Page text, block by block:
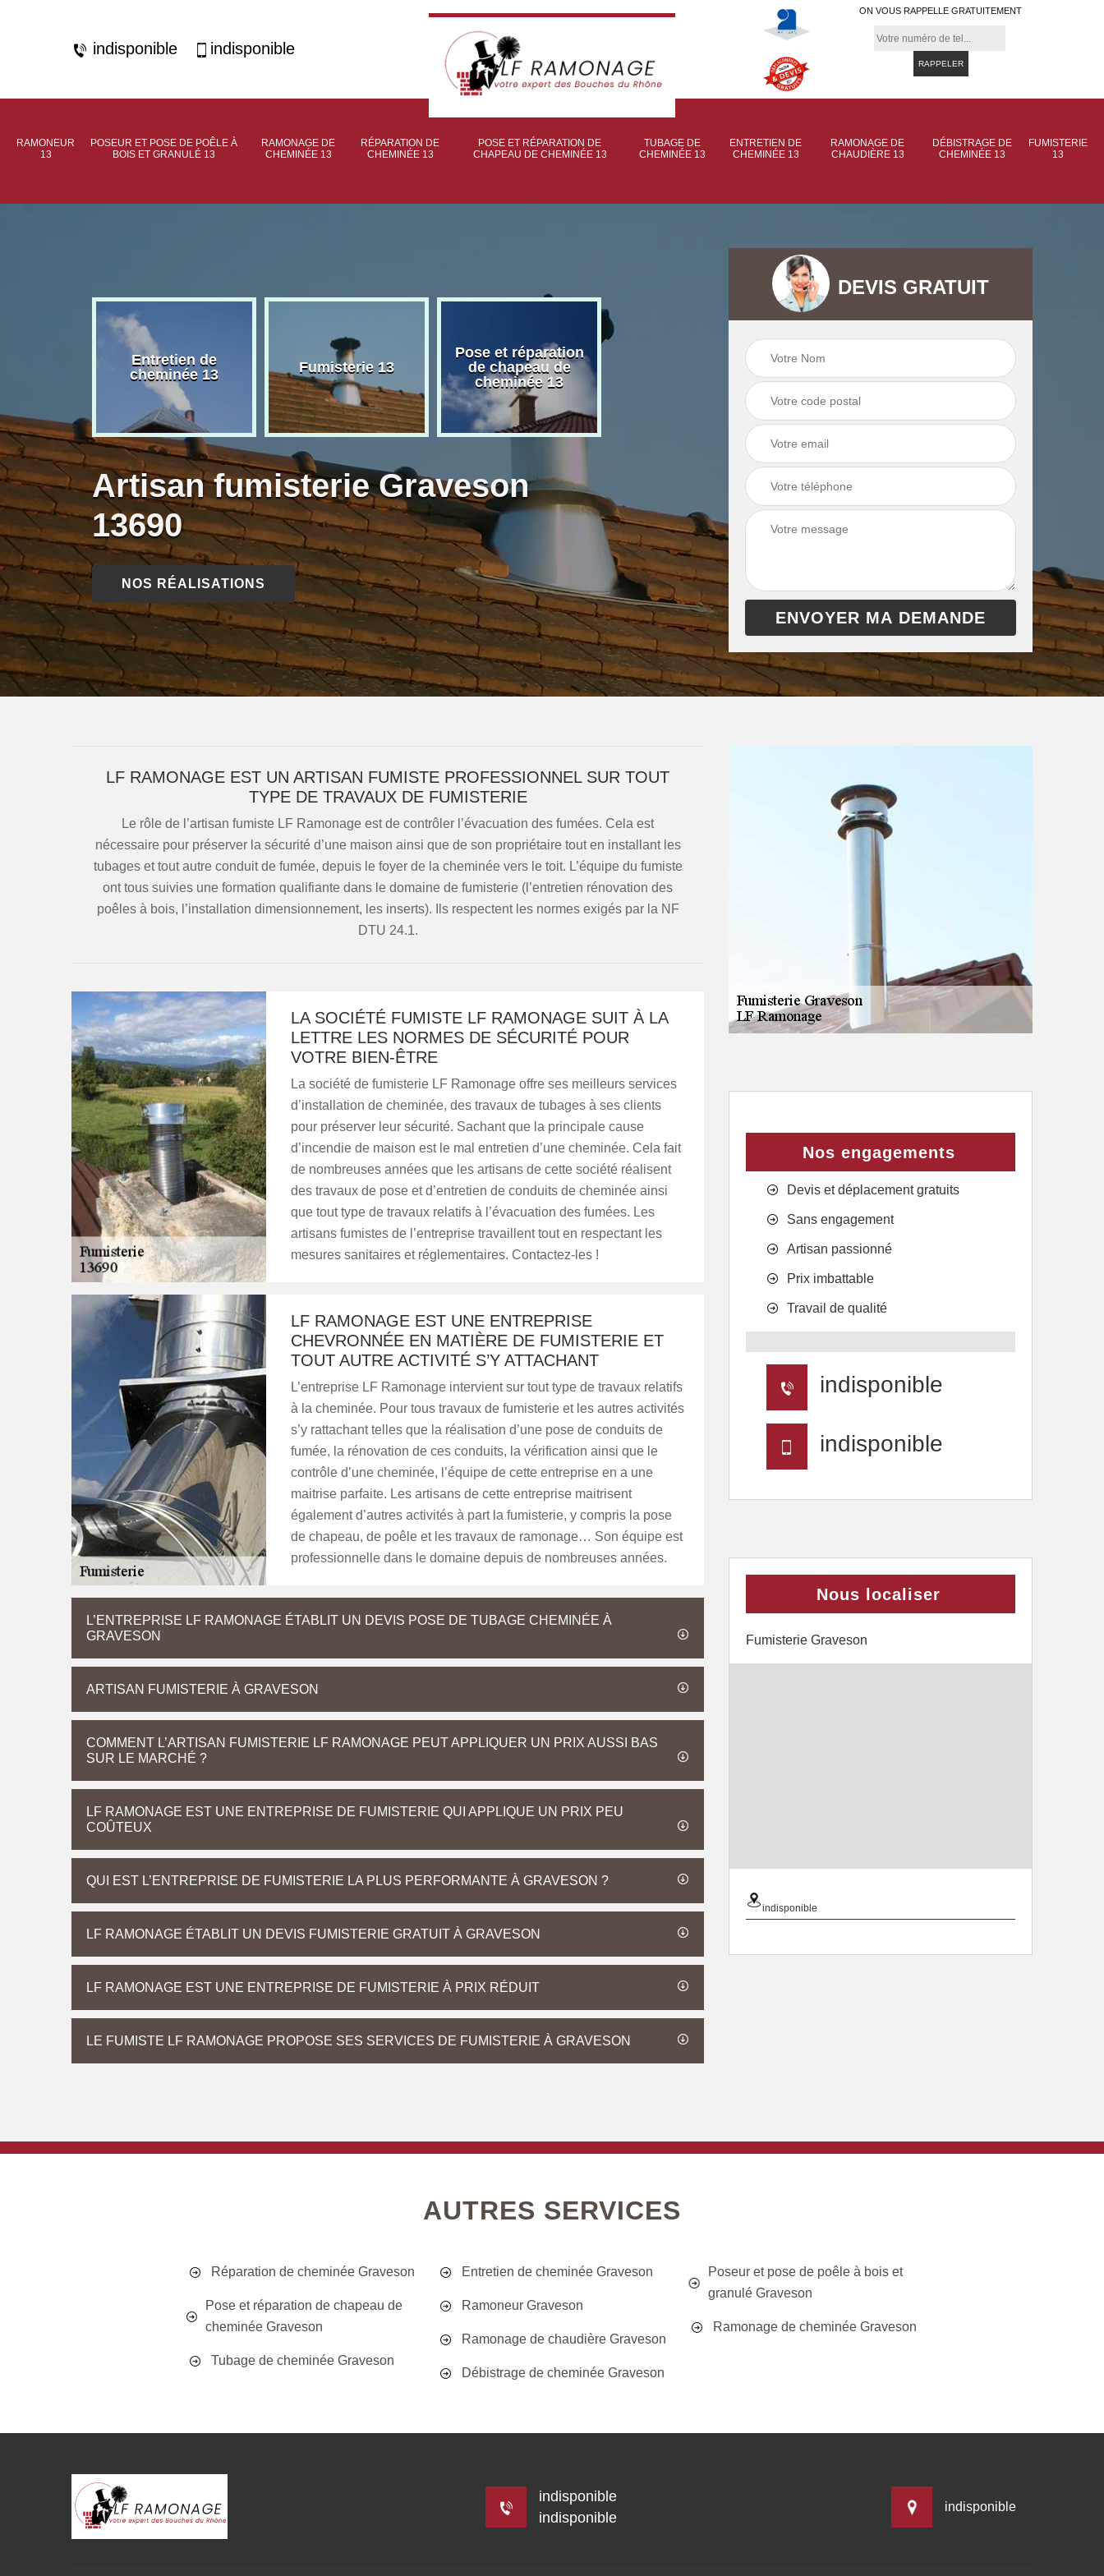
indisponible indisponible
ON VOUS RAPPELLE GRATUITEMENT
RAMONEUR
13
POSEUR ET POSE DE POÊLE À
BOIS ET GRANULÉ 13
RAMONAGE DE
CHEMINÉE 13
RÉPARATION DE
CHEMINÉE 13
POSE ET RÉPARATION DE
CHAPEAU DE CHEMINÉE 13
TUBAGE DE
CHEMINÉE 13
ENTRETIEN DE
CHEMINÉE 13
RAMONAGE DE
CHAUDIÈRE 13
DÉBISTRAGE DE
CHEMINÉE 13
FUMISTERIE
13
Entretien de
cheminée 13
Fumisterie 13
Pose et réparation
de chapeau de
cheminée 13
Poseur et pose de
Ramonage de
chaudière 13
Ramonage de
cheminée 13
Artisan fumisterie Graveson
13690
NOS RÉALISATIONS
DEVIS GRATUIT
LF RAMONAGE EST UN ARTISAN FUMISTE PROFESSIONNEL SUR TOUT
TYPE DE TRAVAUX DE FUMISTERIE
Le rôle de l’artisan fumiste LF Ramonage est de contrôler l’évacuation des fumées. Cela est
nécessaire pour préserver la sécurité d’une maison ainsi que de son propriétaire tout en installant les
tubages et tout autre conduit de fumée, depuis le foyer de la cheminée vers le toit. L’équipe du fumiste
ont tous suivies une formation qualifiante dans le domaine de fumisterie (l’entretien rénovation des
poêles à bois, l’installation dimensionnement, les inserts). Ils respectent les normes exigés par la NF
DTU 24.1.
LA SOCIÉTÉ FUMISTE LF RAMONAGE SUIT À LA
LETTRE LES NORMES DE SÉCURITÉ POUR
VOTRE BIEN-ÊTRE
La société de fumisterie LF Ramonage offre ses meilleurs services
d’installation de cheminée, des travaux de tubages à ses clients
pour préserver leur sécurité. Sachant que la principale cause
d’incendie de maison est le mal entretien d’une cheminée. Cela fait
de nombreuses années que les artisans de cette société réalisent
des travaux de pose et d’entretien de conduits de cheminée ainsi
que tout type de travaux relatifs à l’évacuation des fumées. Les
artisans fumistes de l’entreprise travaillent tout en respectant les
mesures sanitaires et réglementaires. Contactez-les !
LF RAMONAGE EST UNE ENTREPRISE
CHEVRONNÉE EN MATIÈRE DE FUMISTERIE ET
TOUT AUTRE ACTIVITÉ S’Y ATTACHANT
L’entreprise LF Ramonage intervient sur tout type de travaux relatifs
à la cheminée. Pour tous travaux de fumisterie et les autres activités
s’y rattachant telles que la réalisation d’une pose de conduits de
fumée, la rénovation de ces conduits, la vérification ainsi que le
contrôle d’une cheminée, l’équipe de cette entreprise en a une
maitrise parfaite. Les artisans de cette entreprise maitrisent
également d’autres activités à part la fumisterie, y compris la pose
de chapeau, de poêle et les travaux de ramonage… Son équipe est
professionnelle dans le domaine depuis de nombreuses années.
L’ENTREPRISE LF RAMONAGE ÉTABLIT UN DEVIS POSE DE TUBAGE CHEMINÉE À
GRAVESON
ARTISAN FUMISTERIE À GRAVESON
COMMENT L’ARTISAN FUMISTERIE LF RAMONAGE PEUT APPLIQUER UN PRIX AUSSI BAS
SUR LE MARCHÉ ?
LF RAMONAGE EST UNE ENTREPRISE DE FUMISTERIE QUI APPLIQUE UN PRIX PEU
COÛTEUX
QUI EST L’ENTREPRISE DE FUMISTERIE LA PLUS PERFORMANTE À GRAVESON ?
LF RAMONAGE ÉTABLIT UN DEVIS FUMISTERIE GRATUIT À GRAVESON
LF RAMONAGE EST UNE ENTREPRISE DE FUMISTERIE À PRIX RÉDUIT
LE FUMISTE LF RAMONAGE PROPOSE SES SERVICES DE FUMISTERIE À GRAVESON
Nos engagements
Devis et déplacement gratuits
Sans engagement
Artisan passionné
Prix imbattable
Travail de qualité
indisponible
indisponible
Nous localiser
Fumisterie Graveson
indisponible
AUTRES SERVICES
Réparation de cheminée Graveson
Pose et réparation de chapeau de
cheminée Graveson
Tubage de cheminée Graveson
Entretien de cheminée Graveson
Ramoneur Graveson
Ramonage de chaudière Graveson
Débistrage de cheminée Graveson
Poseur et pose de poêle à bois et
granulé Graveson
Ramonage de cheminée Graveson
indisponible
indisponible
indisponible